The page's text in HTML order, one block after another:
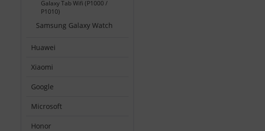
Galaxy Tab Wifi (P1000 /
P1010)
Samsung Galaxy Watch
Huawei
Xiaomi
Google
Microsoft
Honor